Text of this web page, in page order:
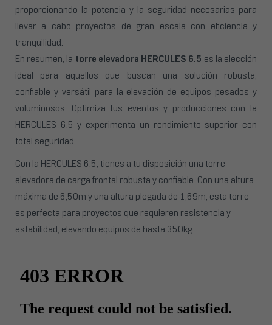
proporcionando la potencia y la seguridad necesarias para
llevar a cabo proyectos de gran escala con eficiencia y
tranquilidad.
En resumen, la torre elevadora HERCULES 6.5 es la elección
ideal para aquellos que buscan una solución robusta,
confiable y versátil para la elevación de equipos pesados y
voluminosos. Optimiza tus eventos y producciones con la
HERCULES 6.5 y experimenta un rendimiento superior con
total seguridad.
Con la HERCULES 6.5, tienes a tu disposición una torre
elevadora de carga frontal robusta y confiable. Con una altura
máxima de 6,50m y una altura plegada de 1,69m, esta torre
es perfecta para proyectos que requieren resistencia y
estabilidad, elevando equipos de hasta 350kg.